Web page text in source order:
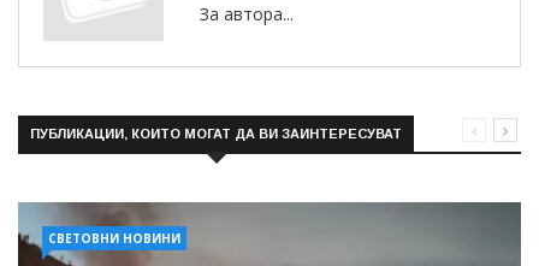
За автора...
ПУБЛИКАЦИИ, КОИТО МОГАТ ДА ВИ ЗАИНТЕРЕСУВАТ
СВЕТОВНИ НОВИНИ